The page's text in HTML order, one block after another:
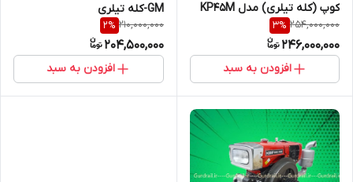
کوپ (کله تیلری) مدل KP45M
254,000,000
3%
246,000,000
افزودن به سبد
GM-کله تیلری
210,000,000
2%
204,500,000
افزودن به سبد